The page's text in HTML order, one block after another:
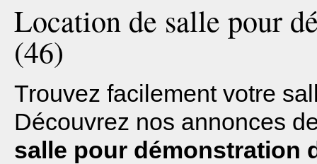
Location de salle pour
(46)
Trouvez facilement votre
Découvrez nos annonces
salle pour démonstration